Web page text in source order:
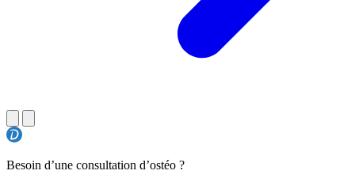
Besoin d’une consultation d’ostéo ?